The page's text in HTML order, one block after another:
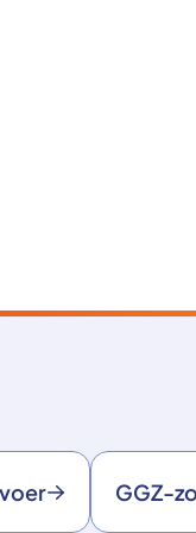
GGZ-